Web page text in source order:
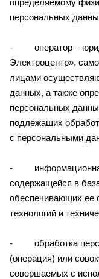
персональных
- оператор –
Электроцентр»,
лицами
данных, а также
персональных
подлежащих
с персональными
- информационная
содержащейся в
обеспечивающих ее
технологий и
- обработка
(операция) или
совершаемых с